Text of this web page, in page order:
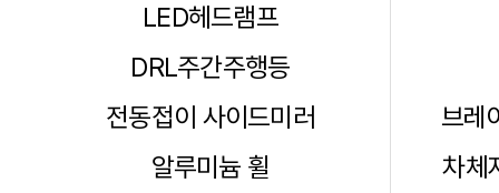
LED헤드램프
DRL주간주행등
전동접이 사이드미러
알루미늄 휠
브레
차체